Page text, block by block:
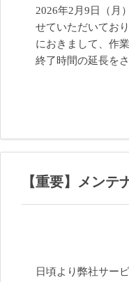
2026年2月9日（月
せていただいてお
におきまして、作
終了時間の延長を
【重要】メンテ
日頃より弊社サー